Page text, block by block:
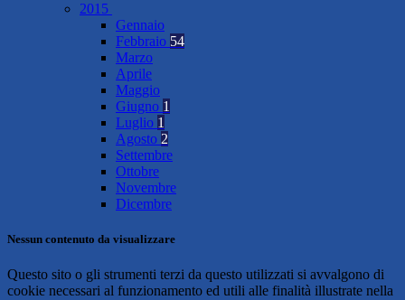
2015
Gennaio
Febbraio 54
Marzo
Aprile
Maggio
Giugno 1
Luglio 1
Agosto 2
Settembre
Ottobre
Novembre
Dicembre
Nessun contenuto da visualizzare
Questo sito o gli strumenti terzi da questo utilizzati si avvalgono di
cookie necessari al funzionamento ed utili alle finalità illustrate nella